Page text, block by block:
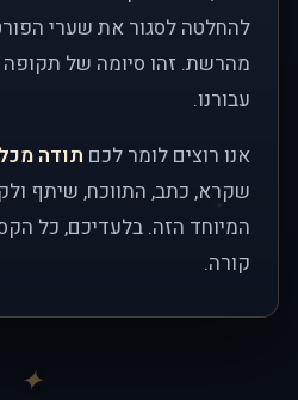
להחלטה לסגור את שערי
מהרשת. זהו סיומה של
עבורנו.
אנו רוצים לומר לכם תודה
שקרא, כתב, התווכח, שיתף
המיוחד הזה. בלעדיכם, כל
קורה.